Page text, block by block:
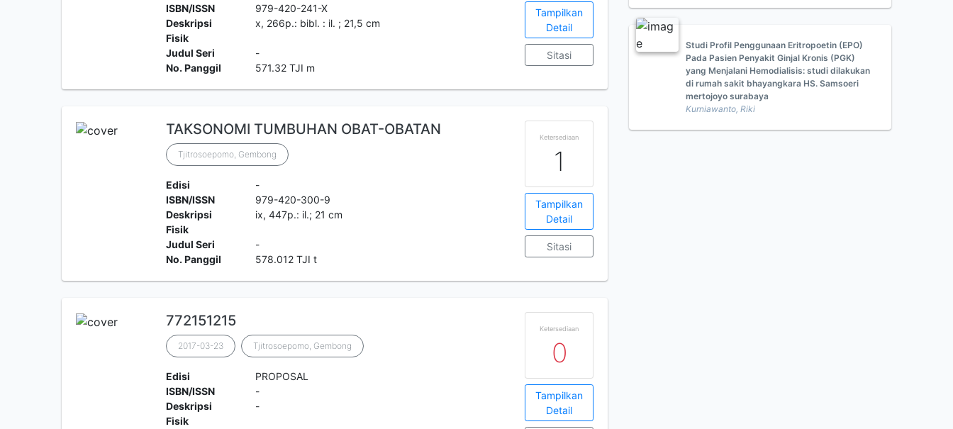
ISBN/ISSN
979-420-241-X
Deskripsi
Fisik
x, 266p.: bibl. : il. ; 21,5 cm
Judul Seri
-
No. Panggil
571.32 TJI m
Tampilkan
Detail
Sitasi
TAKSONOMI TUMBUHAN OBAT-OBATAN
Tjitrosoepomo, Gembong
Edisi
-
ISBN/ISSN
979-420-300-9
Deskripsi
Fisik
ix, 447p.: il.; 21 cm
Judul Seri
-
No. Panggil
578.012 TJI t
Ketersediaan
1
Tampilkan
Detail
Sitasi
772151215
2017-03-23 Tjitrosoepomo, Gembong
Edisi
PROPOSAL
ISBN/ISSN
-
Deskripsi
Fisik
-
Ketersediaan
0
Tampilkan
Detail
Studi Profil Penggunaan Eritropoetin (EPO)
Pada Pasien Penyakit Ginjal Kronis (PGK)
yang Menjalani Hemodialisis: studi dilakukan
di rumah sakit bhayangkara HS. Samsoeri
mertojoyo surabaya
Kurniawanto, Riki